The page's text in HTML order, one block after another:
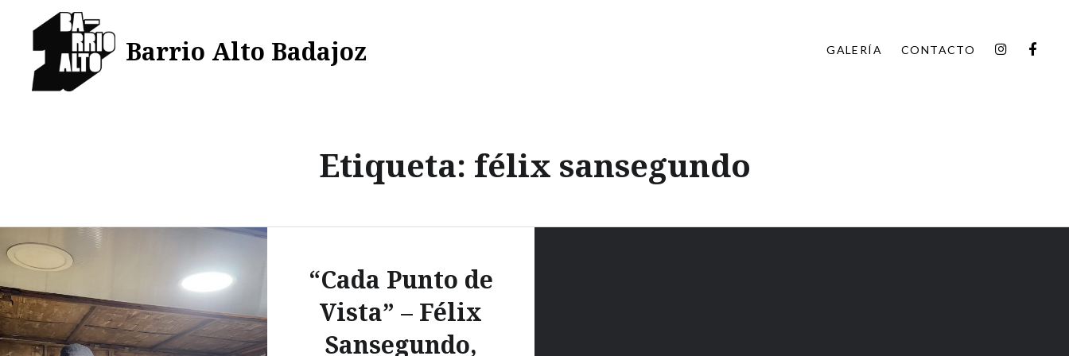
contenido
Barrio Alto Badajoz GALERÍA CONTACTO
Etiqueta: félix sansegundo
“Cada Punto de
Vista” – Félix
Sansegundo,